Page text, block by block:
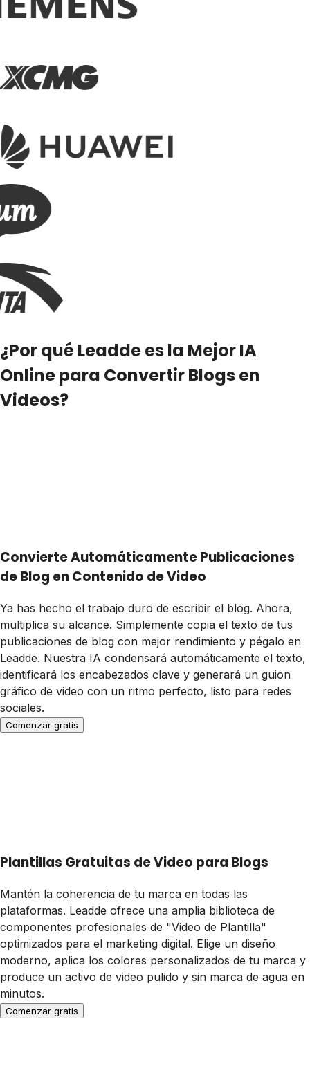
¿Por qué Leadde es la Mejor IA
Online para Convertir Blogs en
Videos?
Convierte Automáticamente Publicaciones
de Blog en Contenido de Video
Ya has hecho el trabajo duro de escribir el blog. Ahora,
multiplica su alcance. Simplemente copia el texto de tus
publicaciones de blog con mejor rendimiento y pégalo en
Leadde. Nuestra IA condensará automáticamente el texto,
identificará los encabezados clave y generará un guion
gráfico de video con un ritmo perfecto, listo para redes
sociales.
Comenzar gratis
Plantillas Gratuitas de Video para Blogs
Mantén la coherencia de tu marca en todas las
plataformas. Leadde ofrece una amplia biblioteca de
componentes profesionales de "Video de Plantilla"
optimizados para el marketing digital. Elige un diseño
moderno, aplica los colores personalizados de tu marca y
produce un activo de video pulido y sin marca de agua en
minutos.
Comenzar gratis